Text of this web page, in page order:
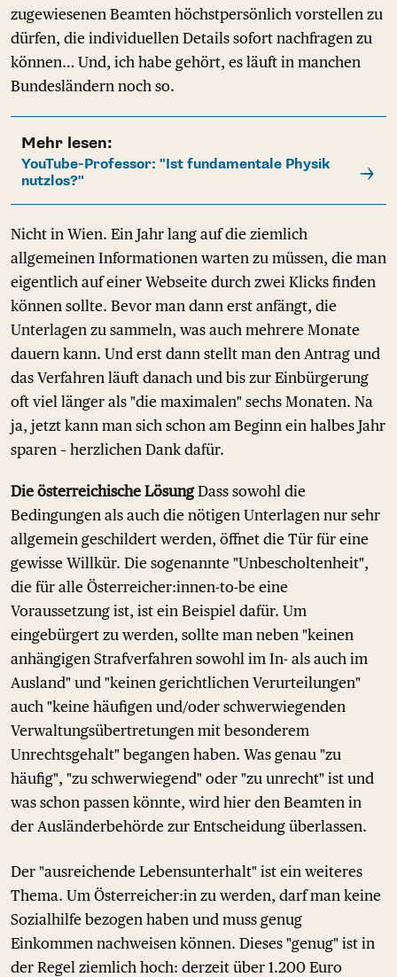
zugewiesenen Beamten höchstpersönlich vorstellen zu
dürfen, die individuellen Details sofort nachfragen zu
können… Und, ich habe gehört, es läuft in manchen
Bundesländern noch so.
Mehr lesen:
YouTube-Professor: "Ist fundamentale Physik
nutzlos?"
Nicht in Wien. Ein Jahr lang auf die ziemlich
allgemeinen Informationen warten zu müssen, die man
eigentlich auf einer Webseite durch zwei Klicks finden
können sollte. Bevor man dann erst anfängt, die
Unterlagen zu sammeln, was auch mehrere Monate
dauern kann. Und erst dann stellt man den Antrag und
das Verfahren läuft danach und bis zur Einbürgerung
oft viel länger als "die maximalen" sechs Monaten. Na
ja, jetzt kann man sich schon am Beginn ein halbes Jahr
sparen – herzlichen Dank dafür.
Die österreichische LösungDass sowohl die
Bedingungen als auch die nötigen Unterlagen nur sehr
allgemein geschildert werden, öffnet die Tür für eine
gewisse Willkür. Die sogenannte "Unbescholtenheit",
die für alle Österreicher:innen-to-be eine
Voraussetzung ist, ist ein Beispiel dafür. Um
eingebürgert zu werden, sollte man neben "keinen
anhängigen Strafverfahren sowohl im In- als auch im
Ausland" und "keinen gerichtlichen Verurteilungen"
auch "keine häufigen und/oder schwerwiegenden
Verwaltungsübertretungen mit besonderem
Unrechtsgehalt" begangen haben. Was genau "zu
häufig", "zu schwerwiegend" oder "zu unrecht" ist und
was schon passen könnte, wird hier den Beamten in
der Ausländerbehörde zur Entscheidung überlassen.
Der "ausreichende Lebensunterhalt" ist ein weiteres
Thema. Um Österreicher:in zu werden, darf man keine
Sozialhilfe bezogen haben und muss genug
Einkommen nachweisen können. Dieses "genug" ist in
der Regel ziemlich hoch: derzeit über 1.200 Euro